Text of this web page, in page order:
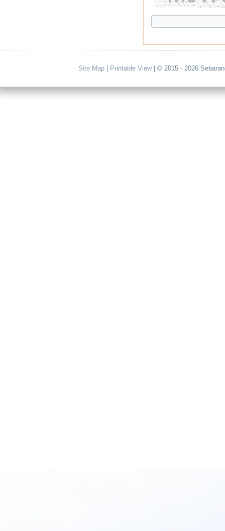
Site Map Printable View| © 2015 - 2026